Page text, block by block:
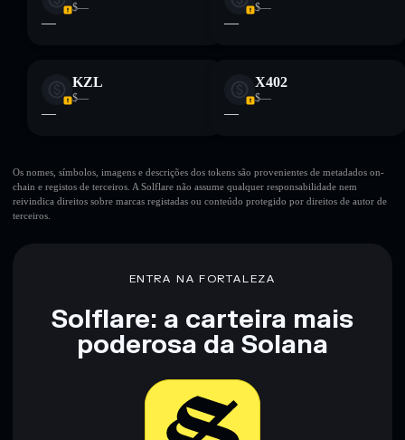
$—
—
$—
—
KZL
$—
—
X402
$—
—
Os nomes, símbolos, imagens e descrições dos tokens são provenientes de metadados on-
chain e registos de terceiros. A Solflare não assume qualquer responsabilidade nem
reivindica direitos sobre marcas registadas ou conteúdo protegido por direitos de autor de
terceiros.
ENTRA NA FORTALEZA
Solflare: a carteira mais
poderosa da Solana